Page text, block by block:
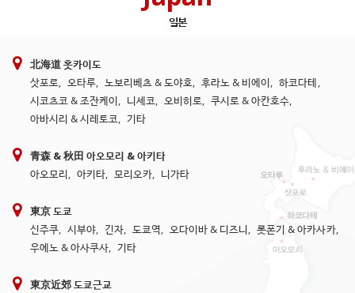
일본
北海道 홋카이도
삿포로, 오타루, 노보리베츠 & 도야호, 후라노 & 비에이, 하코다테,
시코츠코 & 조잔케이, 니세코, 오비히로, 쿠시로 & 아칸호수,
아바시리 & 시레토코, 기타
青森 & 秋田 아오모리 & 아키타
아오모리, 아키타, 모리오카, 니가타
東京 도쿄
신주쿠, 시부야, 긴자, 도쿄역, 오다이바 & 디즈니, 롯폰기 & 아카사카,
우에노 & 아사쿠사, 기타
東京近郊 도쿄근교